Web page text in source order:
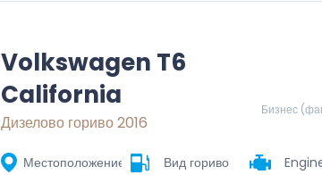
Volkswagen T6
California
Дизелово гориво 2016
Бизнес
Местоположение Вид гориво